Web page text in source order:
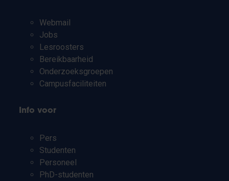
Webmail
Jobs
Lesroosters
Bereikbaarheid
Onderzoeksgroepen
Campusfaciliteiten
Info voor
Pers
Studenten
Personeel
PhD-studenten